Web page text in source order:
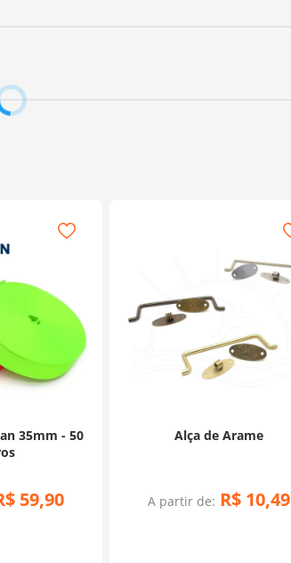
35mm - 50
59,90
Alça de Arame
A partir de: R$ 10,49